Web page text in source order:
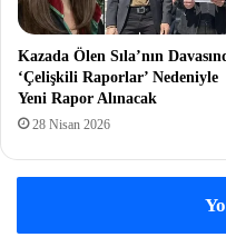
Kazada Ölen Sıla’nın
‘Çelişkili Raporlar’ Nedeniyle
Yeni Rapor Alınacak
28 Nisan 2026